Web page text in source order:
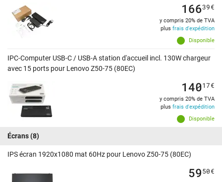
Disponible
16639€
y compris 20% de TVA
plus frais d'expédition
IPC-Computer USB-C / USB-A station d'accueil incl. 130W chargeur
avec 15 ports pour Lenovo Z50-75 (80EC)
Disponible
14017€
y compris 20% de TVA
plus frais d'expédition
Écrans(8)
IPS écran 1920x1080 mat 60Hz pour Lenovo Z50-75 (80EC)
5950€